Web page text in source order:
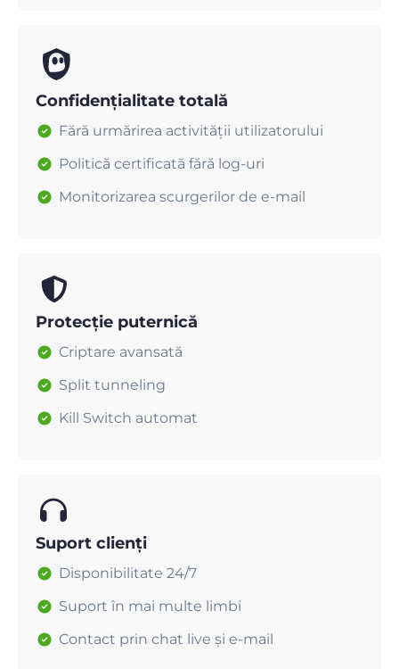
Confidențialitate totală
Fără urmărirea activității utilizatorului
Politică certificată fără log-uri
Monitorizarea scurgerilor de e-mail
Protecție puternică
Criptare avansată
Split tunneling
Kill Switch automat
Suport clienți
Disponibilitate 24/7
Suport în mai multe limbi
Contact prin chat live și e-mail